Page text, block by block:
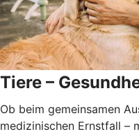
Tiere –
Ob beim gemeinsamen
medizinischen Ernstfall –